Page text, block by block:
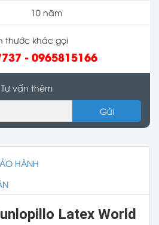
10 năm
thước khác gọi
- 0965815166
Tư vấn thêm
Gửi
HÀNH
Latex World